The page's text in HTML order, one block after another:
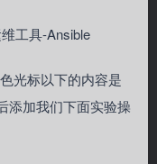
光标以下的内容是
添加我们下面实验操